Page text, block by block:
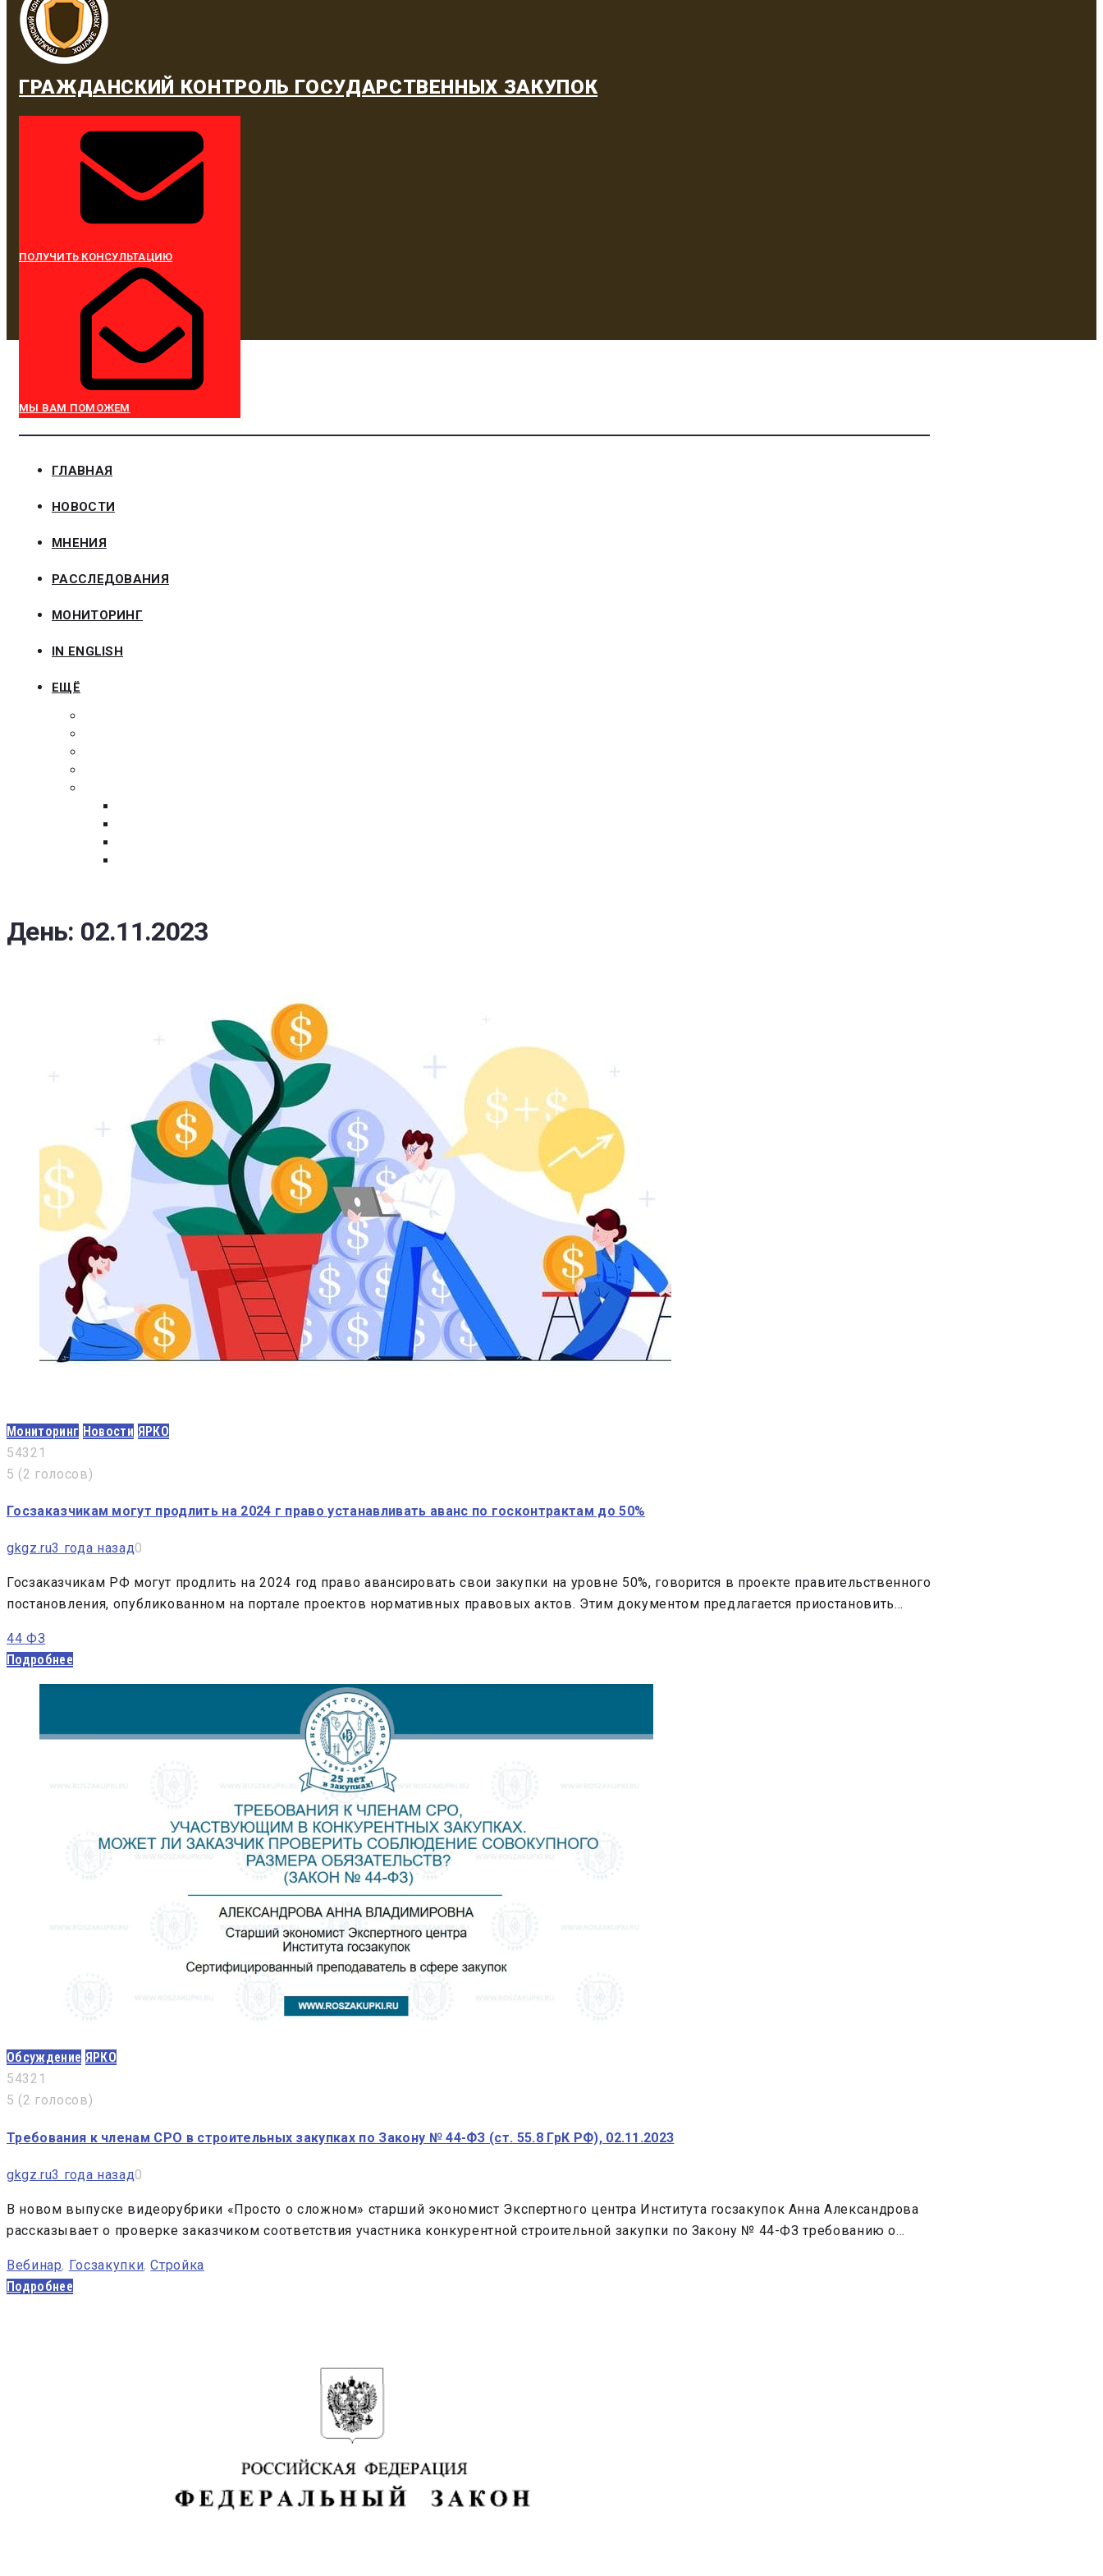
ГРАЖДАНСКИЙ КОНТРОЛЬ ГОСУДАРСТВЕННЫХ ЗАКУПОК
ПОЛУЧИТЬ КОНСУЛЬТАЦИЮ
МЫ ВАМ ПОМОЖЕМ
ГЛАВНАЯ
НОВОСТИ
МНЕНИЯ
РАССЛЕДОВАНИЯ
МОНИТОРИНГ
IN ENGLISH
ЕЩЁ
День: 02.11.2023
Мониторинг Новости ЯРКО
543 2 1
5 (2 голосов)
Госзаказчикам могут продлить на 2024 г право устанавливать аванс по госконтрактам до 50%
gkgz.ru3 года назад0
Госзаказчикам РФ могут продлить на 2024 год право авансировать свои закупки на уровне 50%, говорится в проекте правительственного
постановления, опубликованном на портале проектов нормативных правовых актов. Этим документом предлагается приостановить…
44 ФЗ
Подробнее
Обсуждение ЯРКО
543 2 1
5 (2 голосов)
Требования к членам СРО в строительных закупках по Закону № 44-ФЗ (ст. 55.8 ГрК РФ), 02.11.2023
gkgz.ru3 года назад0
В новом выпуске видеорубрики «Просто о сложном» старший экономист Экспертного центра Института госзакупок Анна Александрова
рассказывает о проверке заказчиком соответствия участника конкурентной строительной закупки по Закону № 44-ФЗ требованию о…
Вебинар, Госзакупки,Стройка
Подробнее